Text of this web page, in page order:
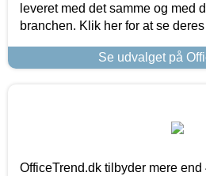
leveret med det samme og med
branchen. Klik her for at se
Se udvalget på
OfficeTrend.dk tilbyder mere